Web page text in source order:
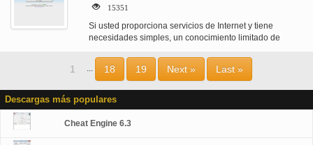
15351
Si usted proporciona servicios de Internet y tiene
necesidades simples, un conocimiento limitado de
1 ... 18 19 Next » Last »
Descargas más populares
Cheat Engine 6.3